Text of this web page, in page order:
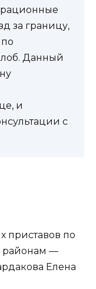
за границу,
Данный
и
с
приставов по
районам —
Елена